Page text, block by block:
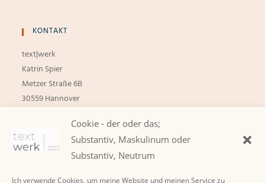
Cookie - der oder das;
Substantiv, Maskulinum oder
Substantiv, Neutrum
Ich verwende Cookies, um meine Website und meinen Service zu
KONTAKT
text|werk
Katrin Spier
Metzer Straße 6B
30559 Hannover
katrin.spier@outlook.de